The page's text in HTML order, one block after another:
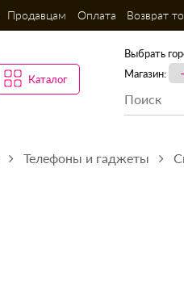
Продавцам Оплата Возврат
Каталог
Выбрать
Магазин:
Телефоны и гаджеты